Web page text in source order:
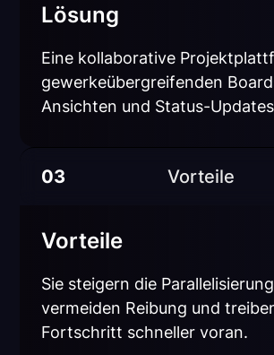
Lösung
Eine kollaborative
gewerkeübergreifenden
Ansichten und Status-
03 Vorteile
Vorteile
Sie steigern die
vermeiden Reibung und
Fortschritt schneller voran.